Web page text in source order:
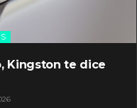
Kingston te dice